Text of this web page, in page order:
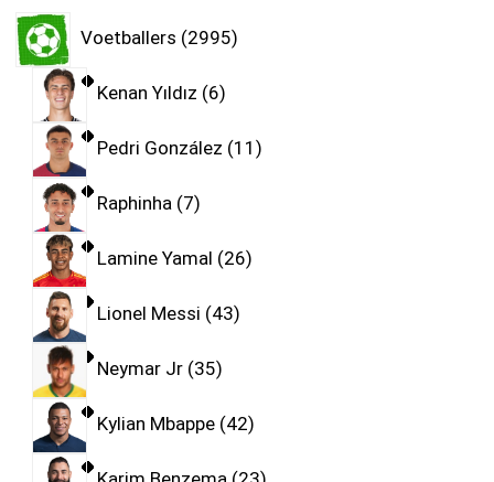
Voetballers 2995
Kenan Yıldız 6
Pedri González 11
Raphinha 7
Lamine Yamal 26
Lionel Messi 43
Neymar Jr 35
Kylian Mbappe 42